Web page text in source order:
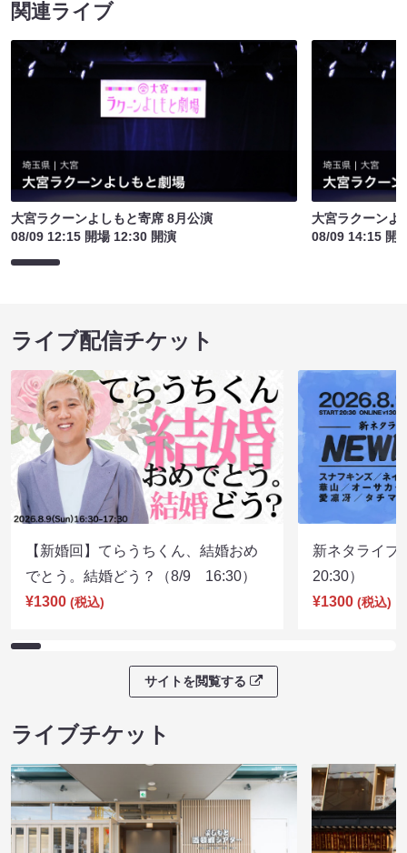
関連ライブ
大宮ラクーンよしもと寄席 8月公演
08/09 12:15 開場 12:30 開演
大宮ラクーンよ
08/09 14:15 開
ライブ配信チケット
【新婚回】てらうちくん、結婚おめ
でとう。結婚どう？（8/9 16:30）
¥1300 (税込)
新ネタライ
20:30）
¥1300 (税込)
サイトを閲覧する
ライブチケット